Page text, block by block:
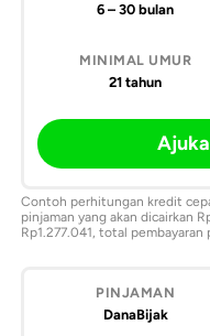
6 – 30 bulan
21 tahun
Contoh perhitungan kredit
pinjaman yang akan dicairkan
Rp1.277.041, total pembayaran
DanaBijak